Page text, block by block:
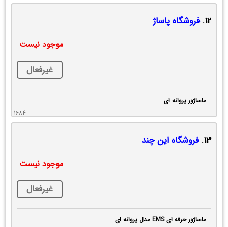
12. فروشگاه پاساژ
موجود نیست
غیرفعال
ماساژور پروانه ای
1684
13. فروشگاه این چند
موجود نیست
غیرفعال
ماساژور حرفه ای EMS مدل پروانه ای